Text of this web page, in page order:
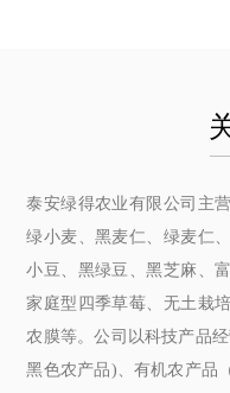
泰安绿得农业有限公司主
绿小麦、黑麦仁、绿麦仁
小豆、黑绿豆、黑芝麻、
家庭型四季草莓、无土栽
农膜等。公司以科技产品
黑色农产品)、有机农产品